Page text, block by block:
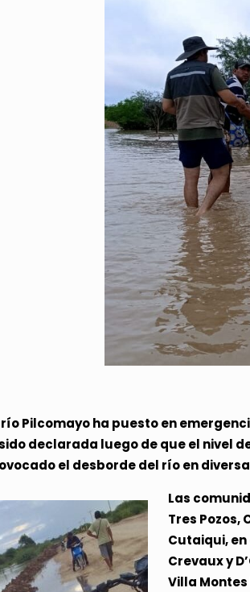
Pilcomayo ha puesto en
declarada luego de que el nivel
el desborde del río en
Las
Tres Pozos,
Cutaiqui,
Crevaux y
Villa